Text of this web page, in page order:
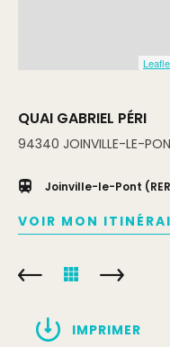
QUAI GABRIEL PÉRI
94340 JOINVILLE-LE-
Joinville-le-Pont
VOIR MON
IMPRIMER